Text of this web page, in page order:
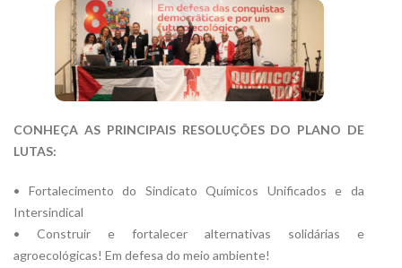
CONHEÇA AS PRINCIPAIS RESOLUÇÕES DO PLANO DE
LUTAS:
• Fortalecimento do Sindicato Químicos Unificados e da
Intersindical
• Construir e fortalecer alternativas solidárias e
agroecológicas! Em defesa do meio ambiente!